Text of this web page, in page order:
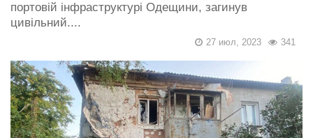
портовій інфраструктурі Одещини, загинув
цивільний....
341
27 июл, 2023